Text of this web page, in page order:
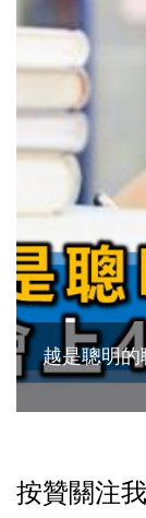
越是聰明
按贊關注